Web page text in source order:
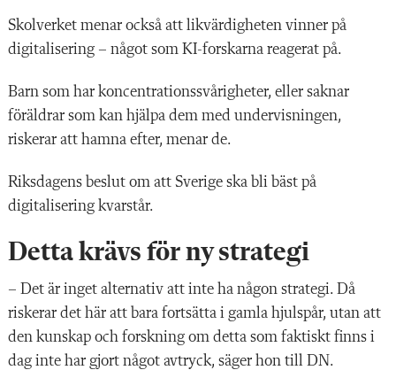
Skolverket menar också att likvärdigheten vinner på
digitalisering – något som KI-forskarna reagerat på.
Barn som har koncentrationssvårigheter, eller saknar
föräldrar som kan hjälpa dem med undervisningen,
riskerar att hamna efter, menar de.
Riksdagens beslut om att Sverige ska bli bäst på
digitalisering kvarstår.
Detta krävs för ny strategi
– Det är inget alternativ att inte ha någon strategi. Då
riskerar det här att bara fortsätta i gamla hjulspår, utan att
den kunskap och forskning om detta som faktiskt finns i
dag inte har gjort något avtryck, säger hon till DN.